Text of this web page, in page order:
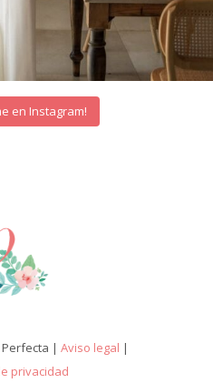
en Instagram!
| Aviso legal |
privacidad